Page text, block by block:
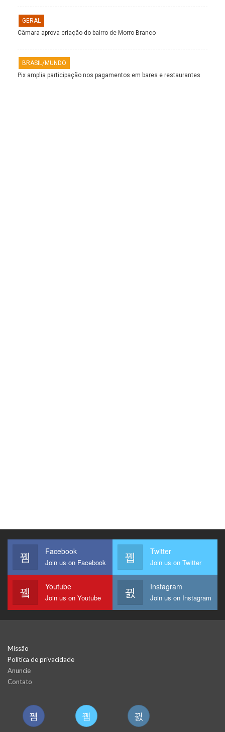
GERAL
Câmara aprova criação do bairro de Morro Branco
BRASIL/MUNDO
Pix amplia participação nos pagamentos em bares e restaurantes
Facebook
Join us on Facebook
Twitter
Join us on Twitter
Youtube
Join us on Youtube
Instagram
Join us on Instagram
Missão
Política de privacidade
Anuncie
Contato